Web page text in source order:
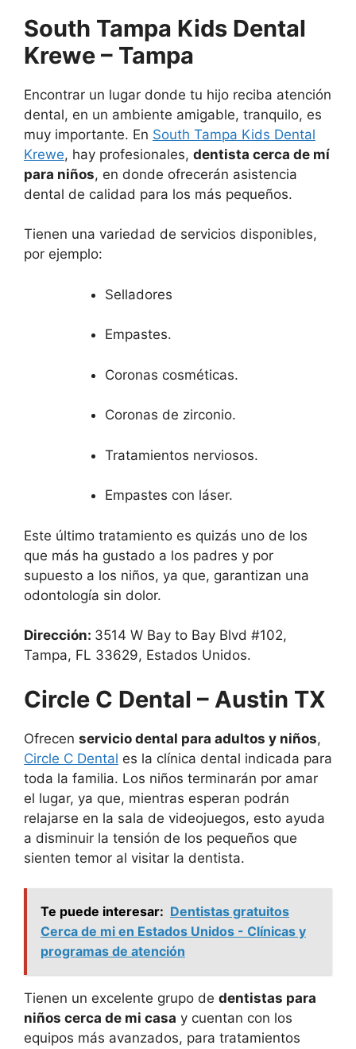
South Tampa Kids Dental
Krewe – Tampa
Encontrar un lugar donde tu hijo reciba atención
dental, en un ambiente amigable, tranquilo, es
muy importante. En South Tampa Kids Dental
Krewe, hay profesionales, dentista cerca de mí
para niños, en donde ofrecerán asistencia
dental de calidad para los más pequeños.
Tienen una variedad de servicios disponibles,
por ejemplo:
Selladores
Empastes.
Coronas cosméticas.
Coronas de zirconio.
Tratamientos nerviosos.
Empastes con láser.
Este último tratamiento es quizás uno de los
que más ha gustado a los padres y por
supuesto a los niños, ya que, garantizan una
odontología sin dolor.
Dirección: 3514 W Bay to Bay Blvd #102,
Tampa, FL 33629, Estados Unidos.
Circle C Dental – Austin TX
Ofrecen servicio dental para adultos y niños,
Circle C Dental es la clínica dental indicada para
toda la familia. Los niños terminarán por amar
el lugar, ya que, mientras esperan podrán
relajarse en la sala de videojuegos, esto ayuda
a disminuir la tensión de los pequeños que
sienten temor al visitar la dentista.
Te puede interesar: Dentistas gratuitos
Cerca de mi en Estados Unidos - Clínicas y
programas de atención
Tienen un excelente grupo de dentistas para
niños cerca de mi casa y cuentan con los
equipos más avanzados, para tratamientos